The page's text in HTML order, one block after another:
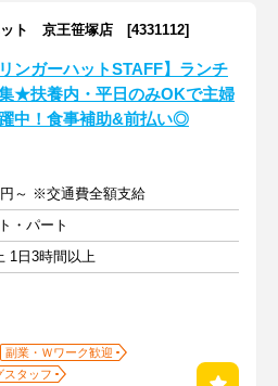
ット 京王笹塚店 [4331112]
リンガーハットSTAFF】ランチ
★扶養内・平日のみOKで主婦
中！食事補助&前払い◎
～ ※交通費全額支給
・パート
1日3時間以上
副業・Ｗワーク歓迎
スタッフ